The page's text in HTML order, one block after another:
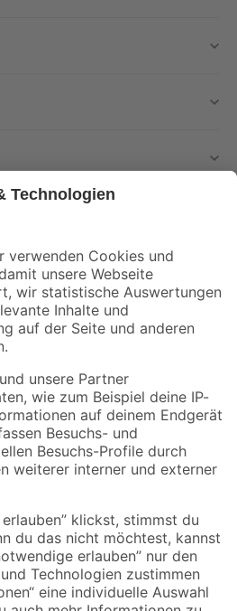
und Aktionen mehr verpassen!
Versandarten